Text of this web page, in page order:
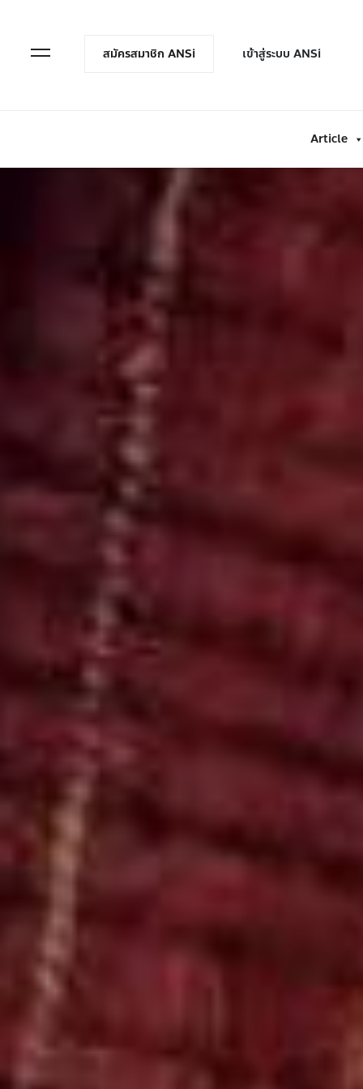
Open Menuสมัครสมาชิก ANSi เข้าสู่ระบบ ANSi
Article